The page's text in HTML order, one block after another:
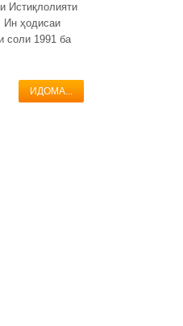
Истиқлолияти
Ин ҳодисаи
соли 1991 ба
ИДОМА...